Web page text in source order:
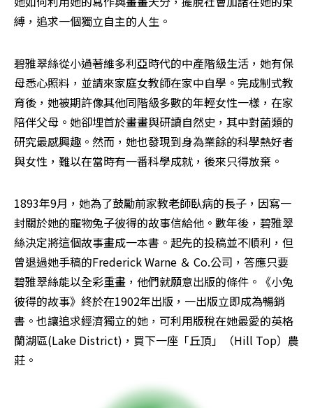
縛，追求一個獨立自主的人生。
碧雅翠絲從小過著維多利亞時代的中產階級生活，她有保
母悉心照料，並請來家庭女教師在家中自學。完成制式教
育後，她被期許像其他同階級多數的年輕女性一樣，在家
陪伴父母。她卻埋首於畫畫與研讀自然史，其中對菌類的
研究最感興趣。然而，她也發現到身為業餘的科學熱好者
與女性，難以在當時有一番科學成就，後來只得放棄。
1893年9月，她為了鼓勵前家教老師臥病的長子，因寫一
封關於她的寵物兔子彼得的故事信給他。數年後，碧雅翠
絲決定將這個故事畫成一本書。起先的投稿並不順利，但
曾退過她手稿的Frederick Warne ＆ Co.公司，答應只要
碧雅翠絲能以全彩重畫，他們就願意出版的條件。《小兔
彼得的故事》終於在1902年出版，一出版立即成為暢銷
書。也讓追求經濟獨立的她，可利用版稅在她最愛的英格
蘭湖區(Lake District)，買下一座「丘頂」（Hill Top）農
莊。